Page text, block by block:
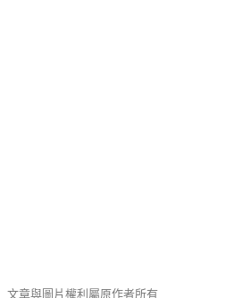
文章與圖片權利屬原作者所有